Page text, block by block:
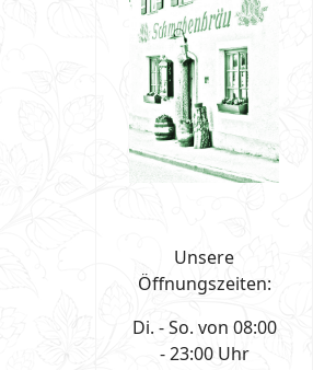
Unsere
Öffnungszeiten:
Di. - So. von 08:00
- 23:00 Uhr